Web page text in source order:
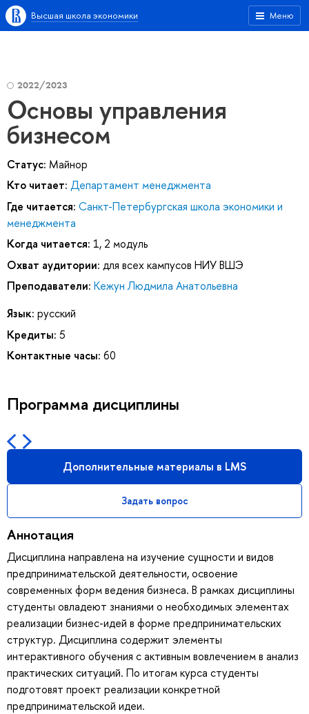
Меню
Высшая школа экономики
2022/2023
Основы управления
бизнесом
Статус: Майнор
Кто читает: Департамент менеджмента
Где читается: Санкт-Петербургская школа экономики и
менеджмента
Когда читается: 1, 2 модуль
Охват аудитории: для всех кампусов НИУ ВШЭ
Преподаватели: Кежун Людмила Анатольевна
Язык: русский
Кредиты: 5
Контактные часы: 60
Программа дисциплины
Дополнительные материалы в LMS
Задать вопрос
Аннотация
Дисциплина направлена на изучение сущности и видов
предпринимательской деятельности, освоение
современных форм ведения бизнеса. В рамках дисциплины
студенты овладеют знаниями о необходимых элементах
реализации бизнес-идей в форме предпринимательских
структур. Дисциплина содержит элементы
интерактивного обучения с активным вовлечением в анализ
практических ситуаций. По итогам курса студенты
подготовят проект реализации конкретной
предпринимательской идеи.